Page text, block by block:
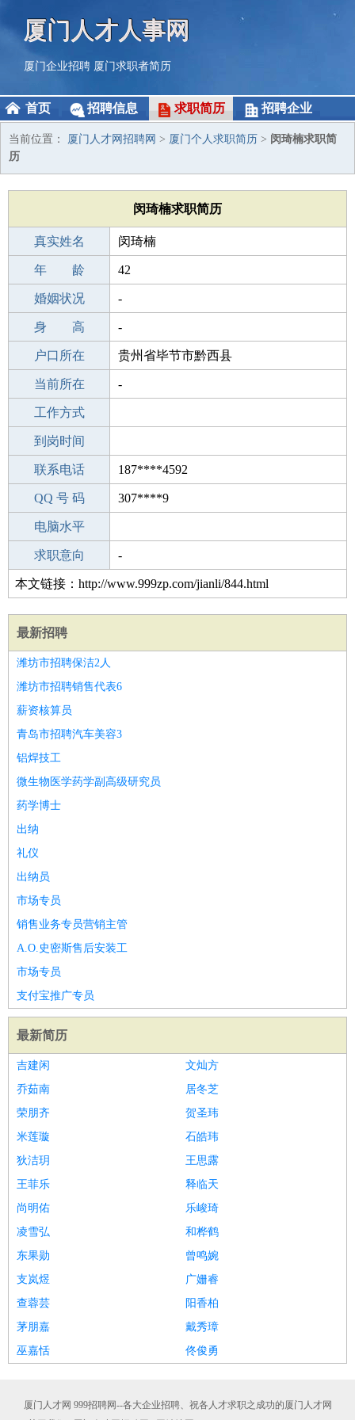
厦门人才人事网
厦门企业招聘 厦门求职者简历
首页 招聘信息 求职简历 招聘企业
当前位置： 厦门人才网招聘网 > 厦门个人求职简历 > 闵琦楠求职简
历
闵琦楠求职简历
真实姓名 闵琦楠
性 别 女
年 龄 42
出生年月 1984-08-23
婚姻状况 -
学 历 成人教育
身 高 -
毕业学校 宁波朗阁（）培训中心
户口所在 贵州省毕节市黔西县
所学专业 -
当前所在 -
工作经验
工作方式
驾 照
到岗时间
期望月薪
联系电话 187****4592
手机号码 187****4592
QQ 号 码 307****9
微信号码
电脑水平
外语水平
求职意向 -
本文链接：http://www.999zp.com/jianli/844.html
最新招聘
潍坊市招聘保洁2人
潍坊市招聘销售代表6
薪资核算员
青岛市招聘汽车美容3
铝焊技工
微生物医学药学副高级研究员
药学博士
出纳
礼仪
出纳员
市场专员
销售业务专员营销主管
A.O.史密斯售后安装工
市场专员
支付宝推广专员
最新简历
吉建闲
文灿方
乔茹南
居冬芝
荣朋齐
贺圣玮
米莲璇
石皓玮
狄洁玥
王思露
王菲乐
释临天
尚明佑
乐峻琦
凌雪弘
和桦鹤
东果勋
曾鸣婉
支岚煜
广姗睿
查蓉芸
阳香柏
茅朋嘉
戴秀璋
巫嘉恬
佟俊勇
厦门人才网 999招聘网--各大企业招聘、祝各人才求职之成功的厦门人才网